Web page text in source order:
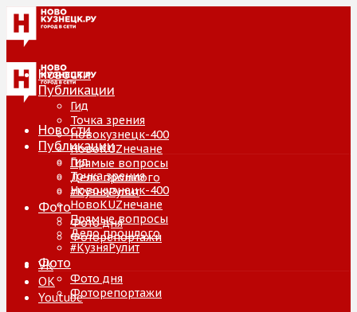
Новости
Публикации
Гид
Точка зрения
Новокузнецк-400
НовоKUZнечане
Прямые вопросы
Дело прошлого
#КузняРулит
Фото
Фото дня
Фоторепортажи
VK
ОК
Youtube
Новости
Публикации
Гид
Точка зрения
Новокузнецк-400
НовоKUZнечане
Прямые вопросы
Дело прошлого
#КузняРулит
Фото
Фото дня
Фоторепортажи